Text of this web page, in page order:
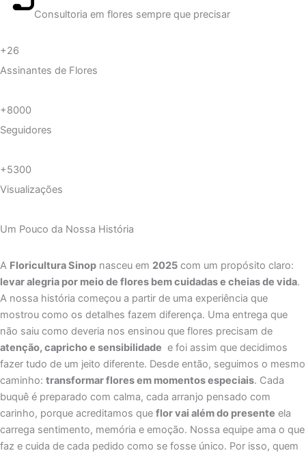
Consultoria em flores sempre que precisar
+26
Assinantes de Flores
+8000
Seguidores
+5300
Visualizações
Um Pouco da Nossa História
A Floricultura Sinop nasceu em 2025 com um propósito claro:
levar alegria por meio de flores bem cuidadas e cheias de vida.
A nossa história começou a partir de uma experiência que
mostrou como os detalhes fazem diferença. Uma entrega que
não saiu como deveria nos ensinou que flores precisam de
atenção, capricho e sensibilidade e foi assim que decidimos
fazer tudo de um jeito diferente. Desde então, seguimos o mesmo
caminho: transformar flores em momentos especiais. Cada
buquê é preparado com calma, cada arranjo pensado com
carinho, porque acreditamos que flor vai além do presente ela
carrega sentimento, memória e emoção. Nossa equipe ama o que
faz e cuida de cada pedido como se fosse único. Por isso, quem